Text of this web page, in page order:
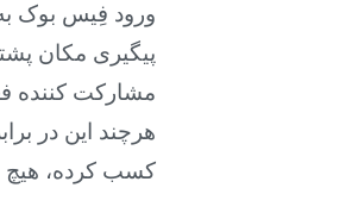
ورود فِیس بوک
پیگیری مکان
مشارکت کننده
هرچند این در
کسب کرده،